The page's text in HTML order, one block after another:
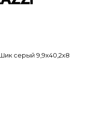
серый 9,9х40,2х8